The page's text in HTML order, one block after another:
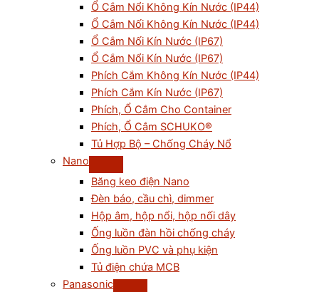
Ổ Cắm Nổi Không Kín Nước (IP44)
Ổ Cắm Nối Không Kín Nước (IP44)
Ổ Cắm Nối Kín Nước (IP67)
Ổ Cắm Nổi Kín Nước (IP67)
Phích Cắm Không Kín Nước (IP44)
Phích Cắm Kín Nước (IP67)
Phích, Ổ Cắm Cho Container
Phích, Ổ Cắm SCHUKO®
Tủ Hợp Bộ – Chống Cháy Nổ
Nano
Băng keo điện Nano
Đèn báo, cầu chì, dimmer
Hộp âm, hộp nổi, hộp nối dây
Ống luồn đàn hồi chống cháy
Ống luồn PVC và phụ kiện
Tủ điện chứa MCB
Panasonic